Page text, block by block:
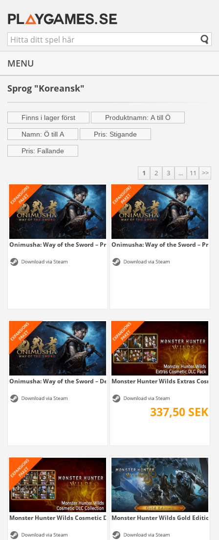
MENU
Sprog "Koreansk"
Finns i lager först Produktnamn: A till Ö
Namn: Ö till A Pris: Stigande
Pris: Fallande
1 2 3 ... 11 >>
Onimusha: Way of the Sword – Premium...Onimusha: Way of the Sword –
Onimusha: Way of the Sword – Deluxe KitMonster Hunter Wilds Extras
337,50 SEK
Monster Hunter Wilds Cosmetic DLC CollectionMonster Hunter Wilds Gold Edition